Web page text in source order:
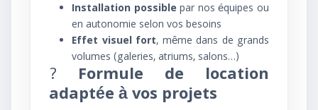
Installation possible par nos équipes ou
en autonomie selon vos besoins
Effet visuel fort, même dans de grands
volumes (galeries, atriums, salons…)
? Formule de location
adaptée à vos projets